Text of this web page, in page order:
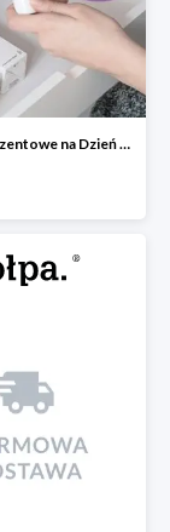
Zestawy prezentowe na Dzień Babci i Dziadka w tołpa -30%